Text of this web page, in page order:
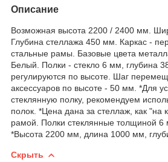
Описание
Возможная высота 2200 / 2400 мм.
Глубина стеллажа 450 мм. Каркас -
стальные рамы. Базовые цвета
Белый. Полки - стекло 6 мм, глубина
регулируются по высоте. Шаг
аксессуаров по высоте - 50 мм. *Для
стеклянную полку, рекомендуем
полок. *Цена дана за стеллаж, как "на
рамой. Полки стеклянные толщиной 6
*Высота 2200 мм, длина 1000 мм,
Скрыть